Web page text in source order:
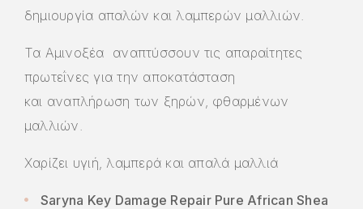
δημιουργία απαλών και λαμπερών μαλλιών.
Τα Αμινοξέα αναπτύσσουν τις απαραίτητες
πρωτεΐνες για την αποκατάσταση
και αναπλήρωση των ξηρών, φθαρμένων
μαλλιών.
Χαρίζει υγιή, λαμπερά και απαλά μαλλιά
Saryna Key Damage Repair Pure African Shea